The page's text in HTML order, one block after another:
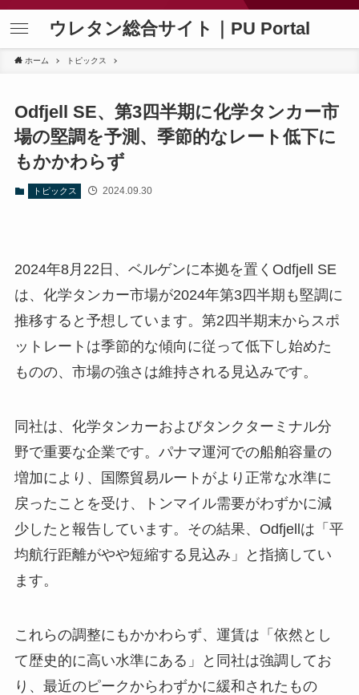
ウレタン総合サイト｜PU Portal
ホーム トピックス
Odfjell SE、第3四半期に化学タンカー市
場の堅調を予測、季節的なレート低下に
もかかわらず
トピックス 2024.09.30
2024年8月22日、ベルゲンに本拠を置くOdfjell SE
は、化学タンカー市場が2024年第3四半期も堅調に
推移すると予想しています。第2四半期末からスポ
ットレートは季節的な傾向に従って低下し始めた
ものの、市場の強さは維持される見込みです。
同社は、化学タンカーおよびタンクターミナル分
野で重要な企業です。パナマ運河での船舶容量の
増加により、国際貿易ルートがより正常な水準に
戻ったことを受け、トンマイル需要がわずかに減
少したと報告しています。その結果、Odfjellは「平
均航行距離がやや短縮する見込み」と指摘してい
ます。
これらの調整にもかかわらず、運賃は「依然とし
て歴史的に高い水準にある」と同社は強調してお
り、最近のピークからわずかに緩和されたもの